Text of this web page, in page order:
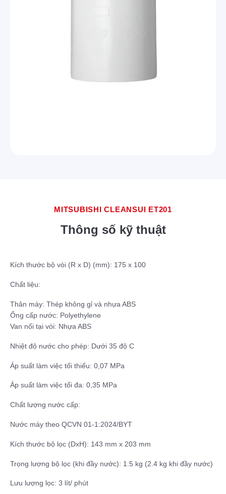
MITSUBISHI CLEANSUI ET201
Thông số kỹ thuật
Kích thước bộ vòi (R x D) (mm): 175 x 100
Chất liệu:
Thân máy: Thép không gỉ và nhựa ABS
Ống cấp nước: Polyethylene
Van nối tại vòi: Nhựa ABS
Nhiệt độ nước cho phép: Dưới 35 độ C
Áp suất làm việc tối thiểu: 0,07 MPa
Áp suất làm việc tối đa: 0,35 MPa
Chất lượng nước cấp:
Nước máy theo QCVN 01-1:2024/BYT
Kích thước bộ lọc (DxH): 143 mm x 203 mm
Trọng lượng bộ lọc (khi đầy nước): 1.5 kg (2.4 kg khi đầy nước)
Lưu lượng lọc: 3 lít/ phút